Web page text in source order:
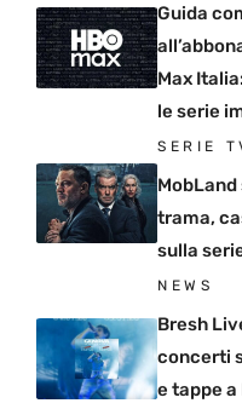
Guida
Max
le serie
SERIE
trama,
sulla
NEWS
Bresh
concerti
e tappe a